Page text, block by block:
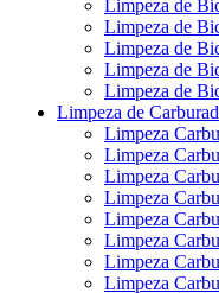
Limpeza de
Limpeza de
Limpeza de
Limpeza de
Limpeza de
Limpeza de
Limpeza
Limpeza
Limpeza
Limpeza
Limpeza
Limpeza
Limpeza
Limpeza